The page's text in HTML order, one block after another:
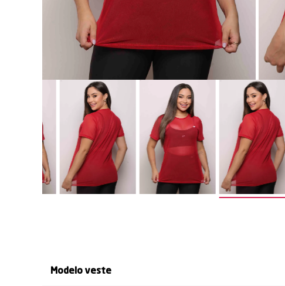
LIBERDADE DE
Modelo veste